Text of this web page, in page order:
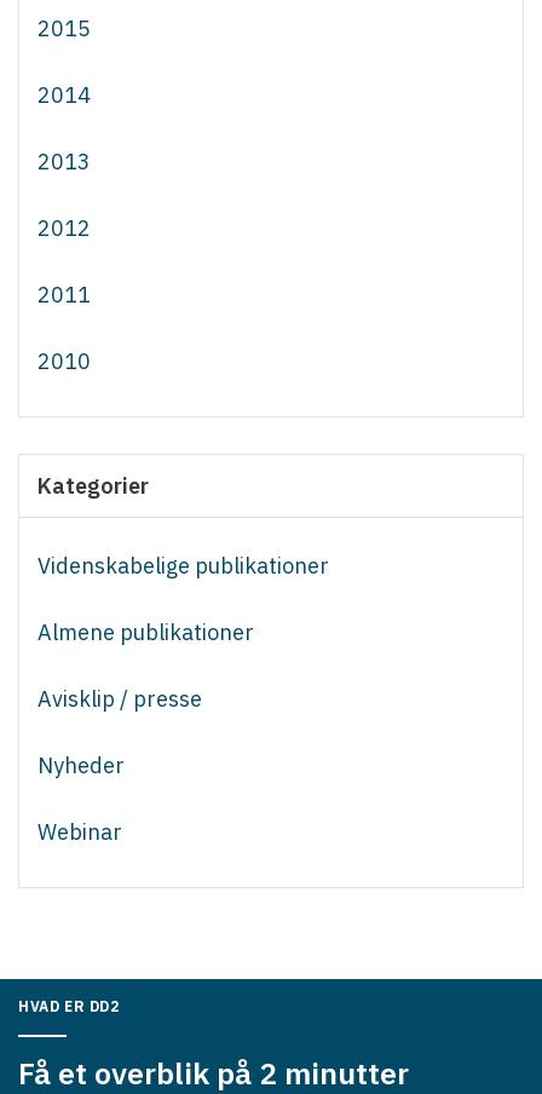
2015
2014
2013
2012
2011
2010
Kategorier
Videnskabelige publikationer
Almene publikationer
Avisklip / presse
Nyheder
Webinar
HVAD ER DD2
Få et overblik på 2 minutter